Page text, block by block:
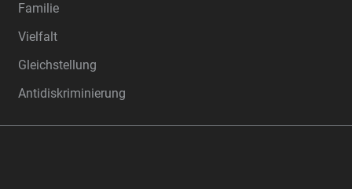
Familie
Vielfalt
Gleichstellung
Antidiskriminierung